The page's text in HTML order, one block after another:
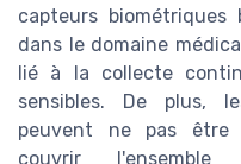
capteurs biométriques
dans le domaine
lié à la collecte
sensibles. De plus,
peuvent ne pas être
couvrir